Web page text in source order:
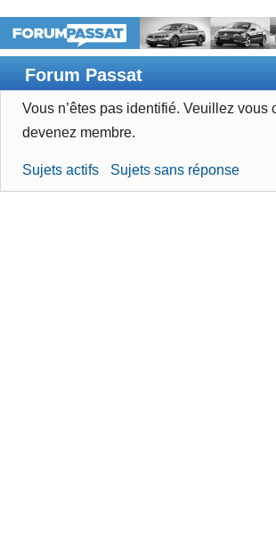
Forum Passat
Accueil
Devenir membre
Vous n’êtes pas identifié. Veuillez vous
devenez membre.
Sujets actifs Sujets sans réponse